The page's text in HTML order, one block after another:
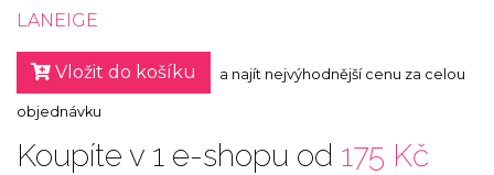
LANEIGE
Vložit do košíku a najít nejvýhodnější cenu za celou
objednávku
Koupíte v 1 e-shopu od 175 Kč